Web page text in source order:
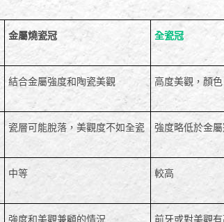
金屬燒瓷冠 全瓷冠
結合金屬強度和陶瓷美觀 高度美觀，顏
瓷層可能脫落，美觀度不如全瓷 強度略低於金
中等 較高
強度和美觀兼顧的情況 前牙或對美觀